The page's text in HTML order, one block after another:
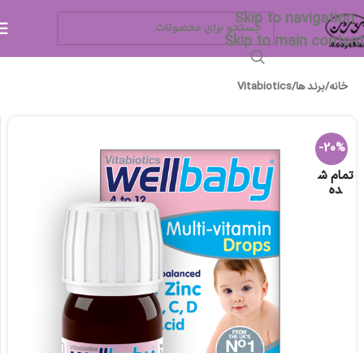
Skip to navigation
Skip to main content
خانه/برند ها/
Vitabiotics
-20%
تمام ش
ده